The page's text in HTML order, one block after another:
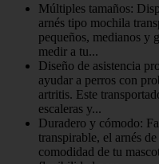
Múltiples tamaños:
arnés tipo mochila
pequeños, medianos y
medir a tu...
Diseño de asistencia
ayudar a perros con
artritis. Este
escaleras y...
Duradero y cómodo:
transpirable, el arnés
comodidad de tu